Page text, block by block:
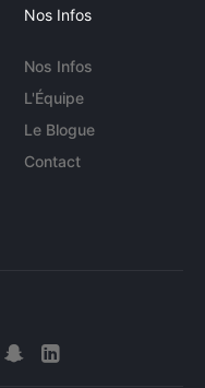
Nos Infos
Nos Infos
L'Équipe
Le Blogue
Contact